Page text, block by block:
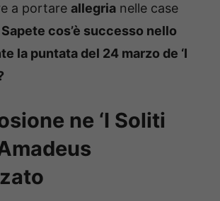
a portare allegria nelle case
Sapete cos’è successo nello
la puntata del 24 marzo de ‘I
ne ‘I Soliti